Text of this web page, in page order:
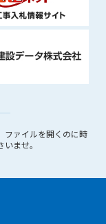
ファイルを開くのに時
ませ。
個人情報（以下
下の各号に該当
いものとしま
している場合
した形式で第三
を保護するため